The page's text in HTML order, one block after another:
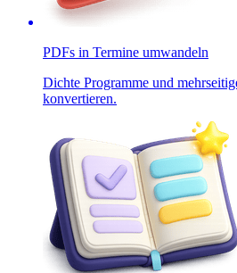
PDFs in Termine umwandeln
Dichte Programme und
konvertieren.